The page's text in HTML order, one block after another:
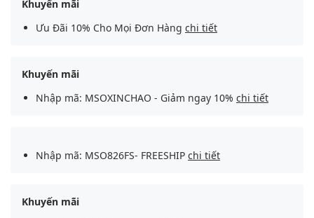
Khuyến mãi
Ưu Đãi 10% Cho Mọi Đơn Hàng chi tiết
Khuyến mãi
Nhập mã: MSOXINCHAO - Giảm ngay 10% chi tiết
Nhập mã: MSO826FS- FREESHIP chi tiết
Khuyến mãi